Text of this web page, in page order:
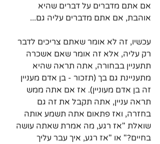
אם אתם מדברים על דברים שהיא
אוהבת, אם אתם מדברים עליה גם...
עכשיו, זה לא אומר שאתם צריכים לדבר
רק עליה, אלא זה אומר שאם אשכרה
תתעניין בבחורה, אתה תראה שהיא
מתעניינת גם בך (תזכור - בן אדם מעניין
זה בן אדם מעוניין). אז אם אתה ממש
תראה עניין, אתה תקבל את זה גם
בחזרה, ואז פתאום אתה תשמע אותה
שואלת "אז רגע, מה אמרת שאתה עושה
בחיים?" או "אז רגע, איך עבר עליך